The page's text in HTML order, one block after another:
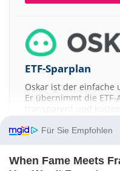
ETF-Sparplan
Oskar ist der einfache
Er übernimmt die
transparent und
JETZT
Für Sie Empfohlen
When Fame Meets